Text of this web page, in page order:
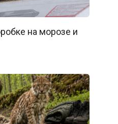
на морозе и